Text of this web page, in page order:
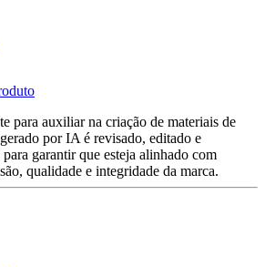
para auxiliar na criação de materiais de
por IA é revisado, editado e
garantir que esteja alinhado com
qualidade e integridade da marca.